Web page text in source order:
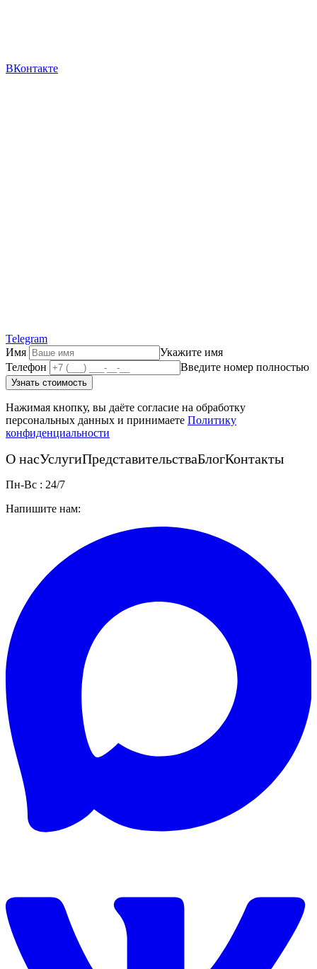
ВКонтакте
Telegram
Имя
Укажите имя
Телефон
Введите номер полностью
Узнать стоимость
Нажимая кнопку, вы даёте согласие на обработку
персональных данных и принимаете Политику
конфиденциальности
О насУслугиПредставительстваБлогКонтакты
Пн-Вс : 24/7
Напишите нам: